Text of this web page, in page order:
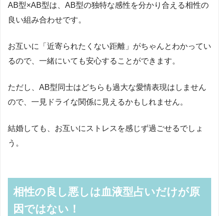
AB型×AB型は、 AB型の独特な感性を分かり合える相性の
良い組み合わせです。
お互いに「近寄られたくない距離」がちゃんとわかってい
るので、一緒にいても安心することができます。
ただし、 AB型同士はどちらも過大な愛情表現はしません
ので、一見ドライな関係に見えるかもしれません。
結婚しても、お互いにストレスを感じず過ごせるでしょ
う。
相性の良し悪しは血液型占いだけが原
因ではない！